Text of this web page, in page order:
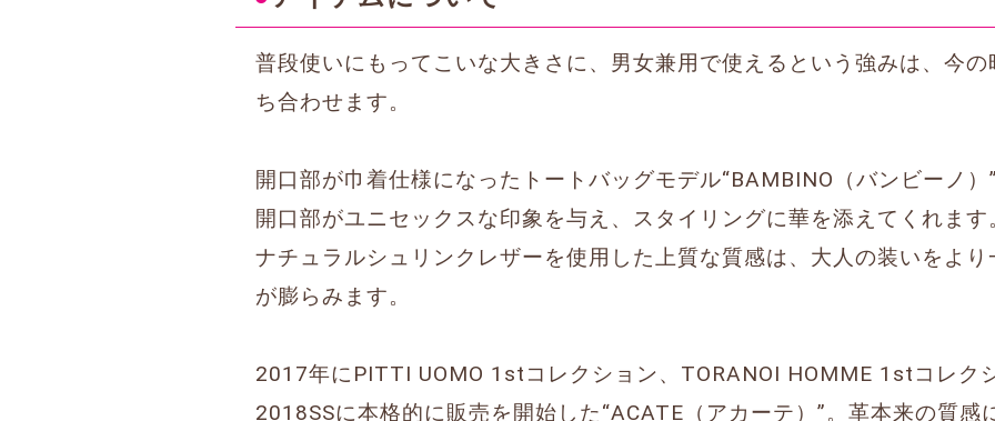
普段使いにもってこいな大きさに、男女兼用で使えるという強みは、今
ち合わせます。
開口部が巾着仕様になったトートバッグモデル“BAMBINO（バンビーノ）
開口部がユニセックスな印象を与え、スタイリングに華を添えてくれま
ナチュラルシュリンクレザーを使用した上質な質感は、大人の装いをよ
が膨らみます。
2017年にPITTI UOMO 1stコレクション、TORANOI HOMME 1stコレク
2018SSに本格的に販売を開始した“ACATE（アカーテ）”。革本来の質感